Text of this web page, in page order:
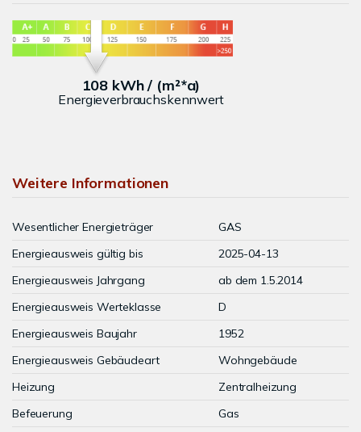
108 kWh / (m²*a)
Energieverbrauchskennwert
Weitere Informationen
Wesentlicher Energieträger
GAS
Energieausweis gültig bis
2025-04-13
Energieausweis Jahrgang
ab dem 1.5.2014
Energieausweis Werteklasse
D
Energieausweis Baujahr
1952
Energieausweis Gebäudeart
Wohngebäude
Heizung
Zentralheizung
Befeuerung
Gas